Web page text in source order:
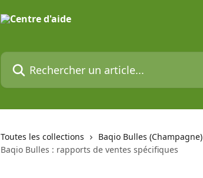
Rechercher un article...
Toutes les collections
Baqio Bulles (Champagne)
Baqio Bulles : rapports de ventes spécifiques